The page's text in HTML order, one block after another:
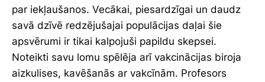
par iekļaušanos. Vecākai, piesardzīgai un daudz
savā dzīvē redzējušajai populācijas daļai šie
apsvērumi ir tikai kalpojuši papildu skepsei.
Noteikti savu lomu spēlēja arī vakcinācijas biroja
aizkulises, kavēšanās ar vakcīnām. Profesors